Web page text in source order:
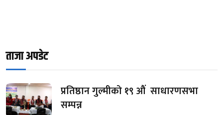
ताजा अपडेट
प्रतिष्ठान गुल्मीको १९ औं साधारणसभा
सम्पन्न